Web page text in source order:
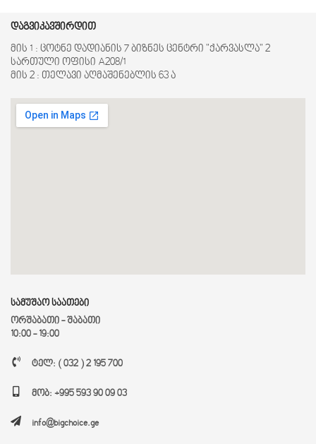
დაგვიკავშირდით
მის 1 : ცოტნე დადიანის 7 ბიზნეს ცენტრი "ქარვასლა" 2
სართული ოფისი A208/1
მის 2 : თელავი აღმაშენებლის 63 ა
სამუშაო საათები
ორშაბათი - შაბათი
10:00 - 19:00
ტელ: ( 032 ) 2 195 700
მობ: +995 593 90 09 03
info@bigchoice.ge